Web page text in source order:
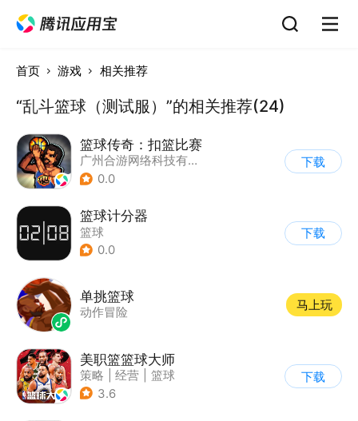
首页 游戏 相关推荐
“乱斗篮球（测试服）”的相关推荐(24)
篮球传奇：扣篮比赛
广州合游网络科技有限公司
0.0
下载
篮球计分器
篮球
0.0
下载
单挑篮球
动作冒险
马上玩
美职篮篮球大师
策略 经营
篮球
| 写实
3.6
下载